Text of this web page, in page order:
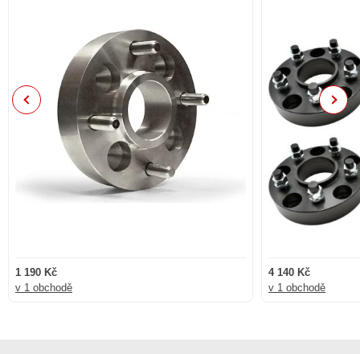
1 190 Kč
v 1 obchodě
4 140 Kč
v 1 obchodě
Previous Next